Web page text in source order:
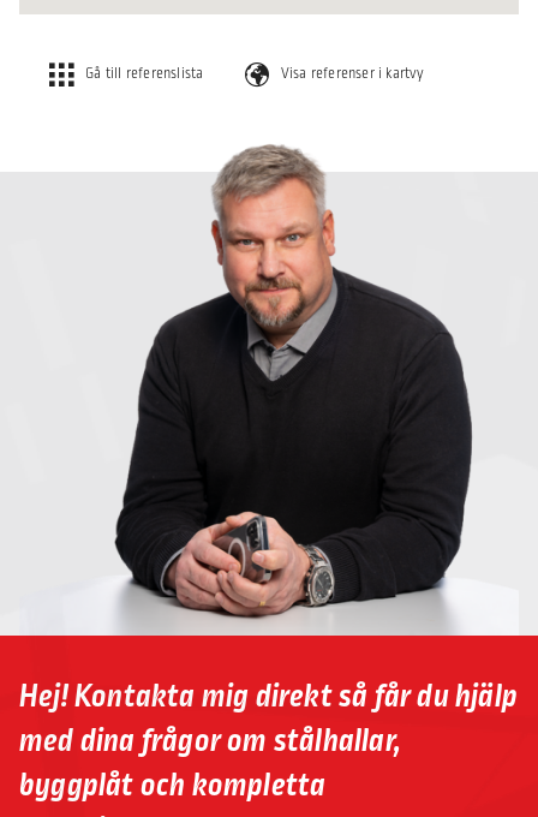
Gå till referenslista Visa referenser i kartvy
Hej! Kontakta mig direkt så får du hjälp
med dina frågor om stålhallar,
byggplåt och kompletta